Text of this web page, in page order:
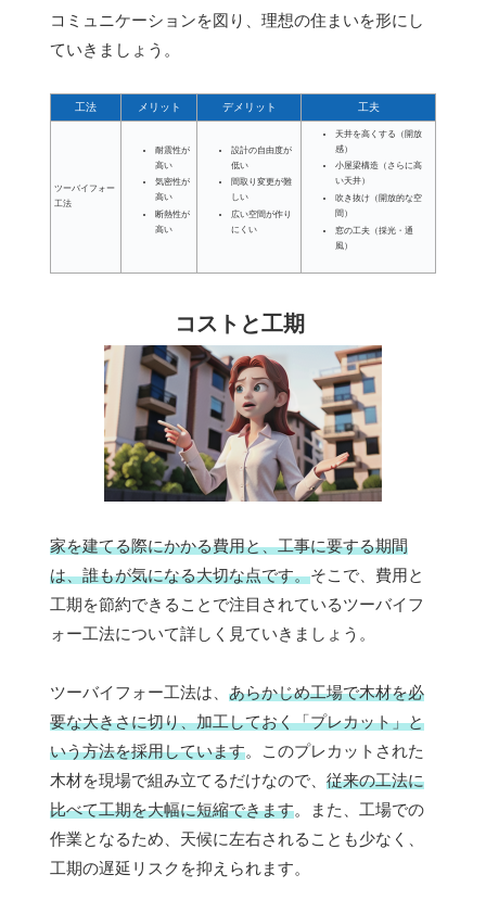
コミュニケーションを図り、理想の住まいを形にし
ていきましょう。
工法 メリット デメリット 工夫
ツーバイフォー
工法
耐震性が
高い
気密性が
高い
断熱性が
高い
設計の自由度が
低い
間取り変更が難
しい
広い空間が作り
にくい
天井を高くする（開放
感）
小屋梁構造（さらに高
い天井）
吹き抜け（開放的な空
間）
窓の工夫（採光・通
風）
コストと工期
家を建てる際にかかる費用と、工事に要する期間
は、誰もが気になる大切な点です。そこで、費用と
工期を節約できることで注目されているツーバイフ
ォー工法について詳しく見ていきましょう。
ツーバイフォー工法は、 あらかじめ工場で木材を必
要な大きさに切り、加工しておく「プレカット」と
いう方法を採用しています。このプレカットされた
木材を現場で組み立てるだけなので、 従来の工法に
比べて工期を大幅に短縮できます。また、工場での
作業となるため、天候に左右されることも少なく、
工期の遅延リスクを抑えられます。